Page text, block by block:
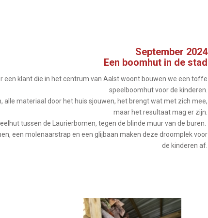
September 2024
Een boomhut in de stad
een klant die in het centrum van Aalst woont bouwen we een toffe
speelboomhut voor de kinderen.
alle materiaal door het huis sjouwen, het brengt wat met zich mee,
maar het resultaat mag er zijn.
tussen de Laurierbomen, tegen de blinde muur van de buren.
een molenaarstrap en een glijbaan maken deze droomplek voor
de kinderen af.